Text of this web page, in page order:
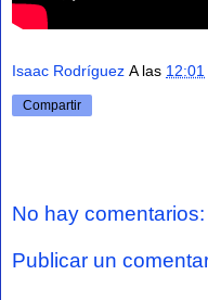
Isaac Rodríguez A las 12:01
Compartir
No hay comentarios:
Publicar un